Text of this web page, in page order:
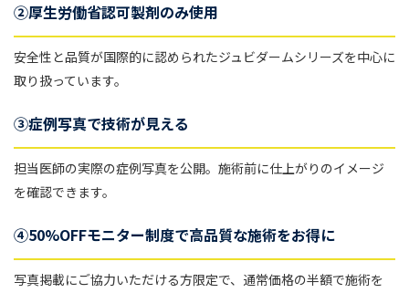
②厚生労働省認可製剤のみ使用
安全性と品質が国際的に認められたジュビダームシリーズを中心に
取り扱っています。
③症例写真で技術が見える
担当医師の実際の症例写真を公開。施術前に仕上がりのイメージ
を確認できます。
④50%OFFモニター制度で高品質な施術をお得に
写真掲載にご協力いただける方限定で、通常価格の半額で施術を